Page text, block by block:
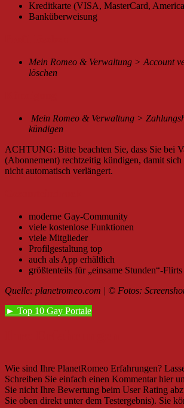
Kreditkarte (VISA, MasterCard,
Banküberweisung
Mein Romeo & Verwaltung > Account
löschen
Mein Romeo & Verwaltung >
kündigen
ACHTUNG: Bitte beachten Sie, dass Sie bei
(Abonnement) rechtzeitig kündigen, damit
nicht automatisch verlängert.
moderne Gay-Community
viele kostenlose Funktionen
viele Mitglieder
Profilgestaltung top
auch als App erhältlich
größtenteils für „einsame Stunden“-
Quelle: planetromeo.com | © Fotos:
► Top 10 Gay Portale
Wie sind Ihre PlanetRomeo Erfahrungen?
Schreiben Sie einfach einen Kommentar hier
Sie nicht Ihre Bewertung beim User Rating
Sie oben direkt unter dem Testergebnis). Sie